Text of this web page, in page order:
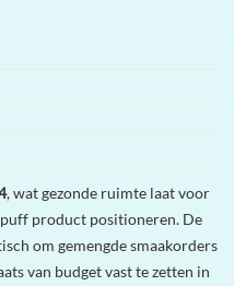
, wat gezonde ruimte laat voor
product positioneren. De
om gemengde smaakorders
van budget vast te zetten in